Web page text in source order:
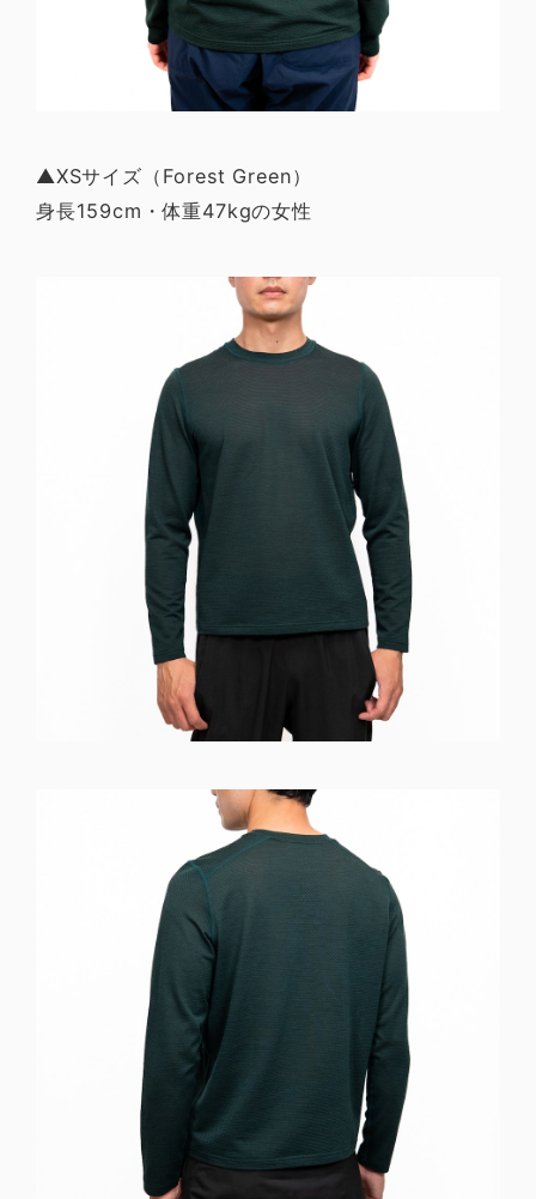
▲XSサイズ（Forest Green）
身長159cm・体重47kgの女性